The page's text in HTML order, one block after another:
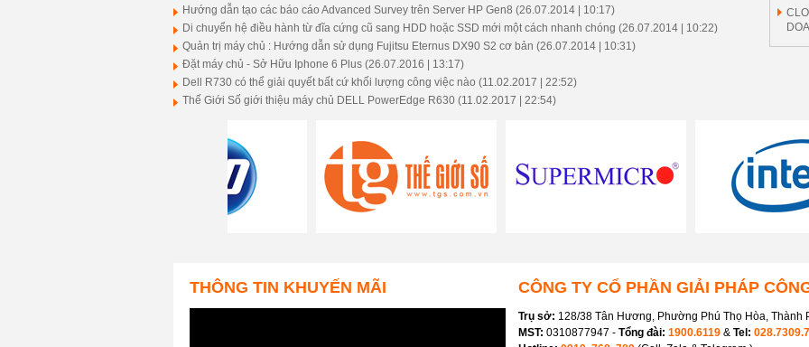
Hướng dẫn tạo các báo cáo Advanced Survey trên Server HP Gen8 (26.07.2014 | 10:17)
Di chuyển hệ điều hành từ đĩa cứng cũ sang HDD hoặc SSD mới một cách nhanh chóng (26.07.2014 | 10:22)
Quản trị máy chủ : Hướng dẫn sử dụng Fujitsu Eternus DX90 S2 cơ bản (26.07.2014 | 10:31)
Đặt máy chủ - Sở Hữu Iphone 6 Plus (26.07.2016 | 13:17)
Dell R730 có thể giải quyết bất cứ khối lượng công việc nào (11.02.2017 | 22:52)
Thế Giới Số giới thiệu máy chủ DELL PowerEdge R630 (11.02.2017 | 22:54)
THÔNG TIN KHUYẾN MÃI CÔNG TY CỔ PHẦN GIẢI PHÁP
Trụ sở: 128/38 Tân Hương, Phường Phú Thọ Hòa, Thành
MST: 0310877947 - Tổng đài: 1900.6119 & Tel: